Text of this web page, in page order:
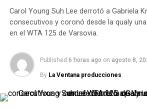
Superficie: dura
Instancia:semifinales
por qué llegó al torneo como tercer
Después de perder el primer set ante
reaccionó para imponerse por
clasificarse a la final.
Carol Young Suh Lee derrotó a Gabriela
consecutivos y coronó desde la qualy
en el WTA 125 de Varsovia.
Published 6 horas ago on agosto 8,
By La Ventana producciones